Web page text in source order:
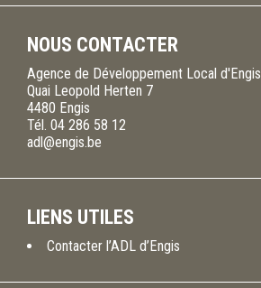
NOUS CONTACTER
Agence de Développement Local d'Engis
Quai Leopold Herten 7
4480 Engis
Tél. 04 286 58 12
adl@engis.be
LIENS UTILES
Contacter l’ADL d’Engis